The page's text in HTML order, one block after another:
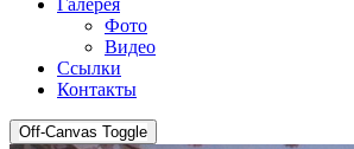
Галерея
Фото
Видео
Ссылки
Контакты
Off-Canvas Toggle